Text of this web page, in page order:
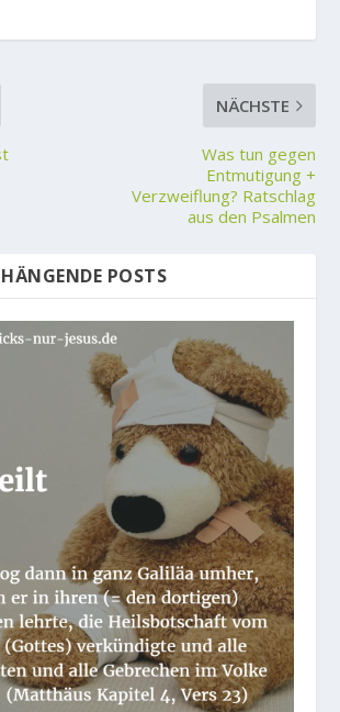
NÄCHSTE
Was tun gegen
Entmutigung +
Verzweiflung? Ratschlag
aus den Psalmen
POSTS